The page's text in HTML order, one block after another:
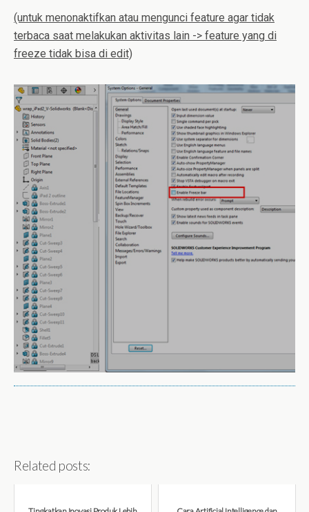
(untuk menonaktifkan atau mengunci feature agar tidak
terbaca saat melakukan aktivitas lain -> feature yang di
freeze tidak bisa di edit)
Related posts: